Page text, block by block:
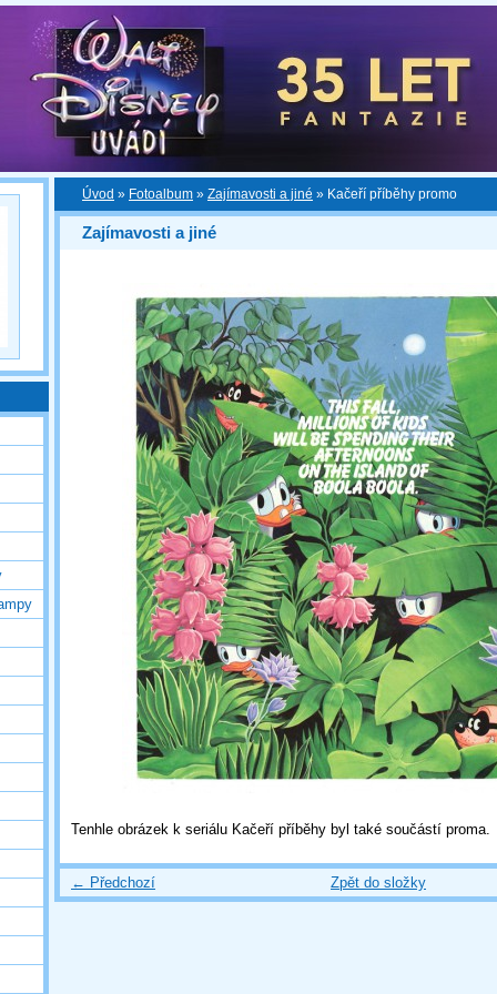
Úvod » Fotoalbum » Zajímavosti a jiné » Kačeří příběhy promo
Zajímavosti a jiné
Tenhle obrázek k seriálu Kačeří příběhy byl také součástí proma.
← Předchozí Zpět do složky